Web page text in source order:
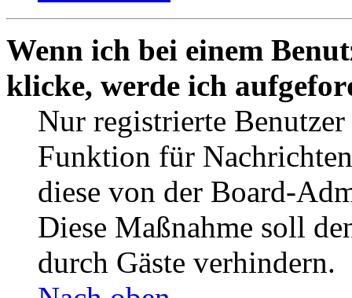
Wenn ich bei einem
klicke, werde ich
Nur registrierte
Funktion für
diese von der Board-
Diese Maßnahme soll
durch Gäste verhindern.